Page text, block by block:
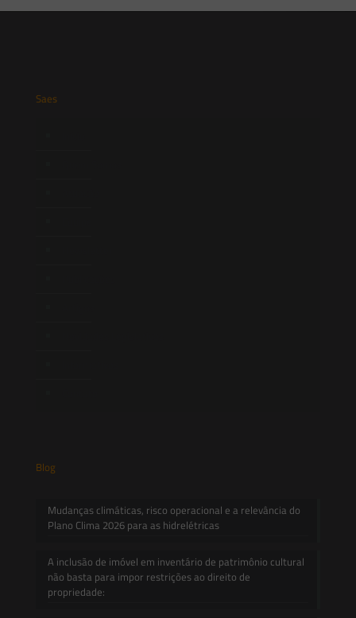
Saes
Blog
Mudanças climáticas, risco operacional e a relevância do
Plano Clima 2026 para as hidrelétricas
A inclusão de imóvel em inventário de patrimônio cultural
não basta para impor restrições ao direito de
propriedade: